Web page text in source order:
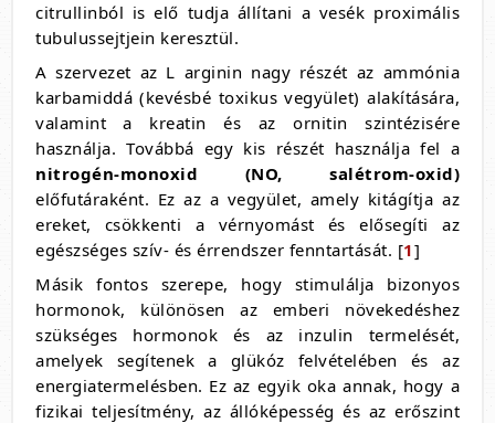
citrullinból is elő tudja állítani a vesék proximális
tubulussejtjein keresztül.
A szervezet az L arginin nagy részét az ammónia
karbamiddá (kevésbé toxikus vegyület) alakítására,
valamint a kreatin és az ornitin szintézisére
használja. Továbbá egy kis részét használja fel a
nitrogén-monoxid (NO, salétrom-oxid)
előfutáraként. Ez az a vegyület, amely kitágítja az
ereket, csökkenti a vérnyomást és elősegíti az
egészséges szív- és érrendszer fenntartását. [1]
Másik fontos szerepe, hogy stimulálja bizonyos
hormonok, különösen az emberi növekedéshez
szükséges hormonok és az inzulin termelését,
amelyek segítenek a glükóz felvételében és az
energiatermelésben. Ez az egyik oka annak, hogy a
fizikai teljesítmény, az állóképesség és az erőszint